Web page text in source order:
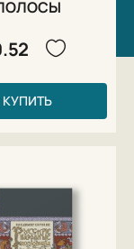
Ура!
привезёшь
правами».
КУПИТЬ